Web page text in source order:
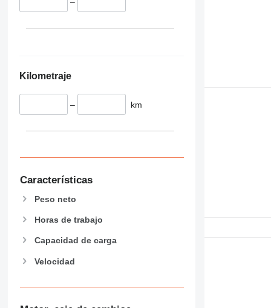
345
390
395
430
432
589
826
907
–
Kilometraje
– km
Características
Peso neto
Horas de trabajo
Capacidad de carga
Velocidad